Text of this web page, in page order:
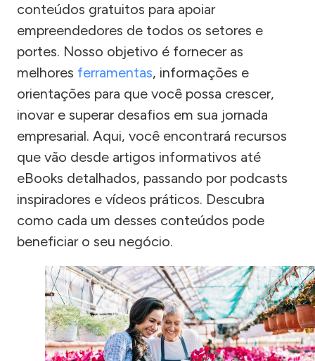
conteúdos gratuitos para apoiar
empreendedores de todos os setores e
portes. Nosso objetivo é fornecer as
melhores ferramentas, informações e
orientações para que você possa crescer,
inovar e superar desafios em sua jornada
empresarial. Aqui, você encontrará recursos
que vão desde artigos informativos até
eBooks detalhados, passando por podcasts
inspiradores e vídeos práticos. Descubra
como cada um desses conteúdos pode
beneficiar o seu negócio.